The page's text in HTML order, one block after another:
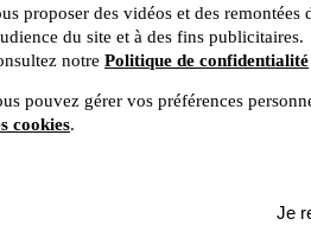
sol
proposer des vidéos et des
du site et à des fins publicitaires.
notre Politique de confidentialité
pouvez gérer vos préférences
cookies.
Je